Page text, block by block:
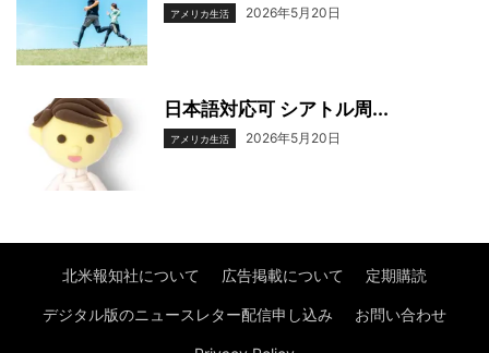
アメリカ生活 2026年5月20日
日本語対応可 シアトル周...
アメリカ生活 2026年5月20日
北米報知社について 広告掲載について 定期購読
デジタル版のニュースレター配信申し込み お問い合わせ